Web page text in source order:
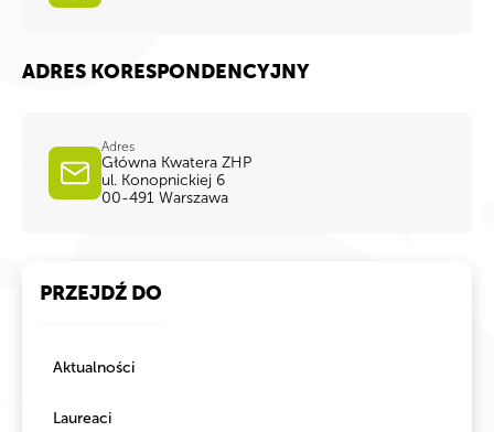
ADRES KORESPONDENCYJNY
Adres
Główna Kwatera ZHP
ul. Konopnickiej 6
00-491 Warszawa
PRZEJDŹ DO
Aktualności
Laureaci